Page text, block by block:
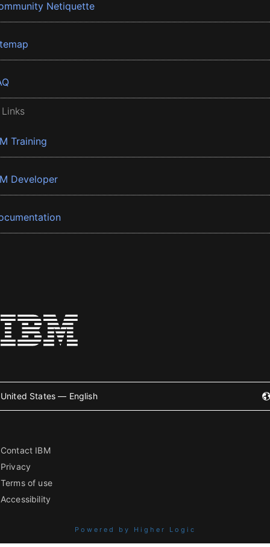
Netiquette
Training
Developer
United States — English
Contact IBM
Privacy
Terms of use
Accessibility
Powered by Higher Logic